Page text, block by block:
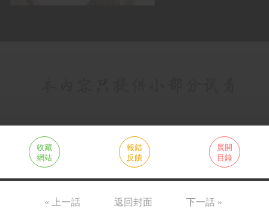
收藏
網站
報錯
反饋
展開
目錄
« 上一話 返回封面 下一話 »